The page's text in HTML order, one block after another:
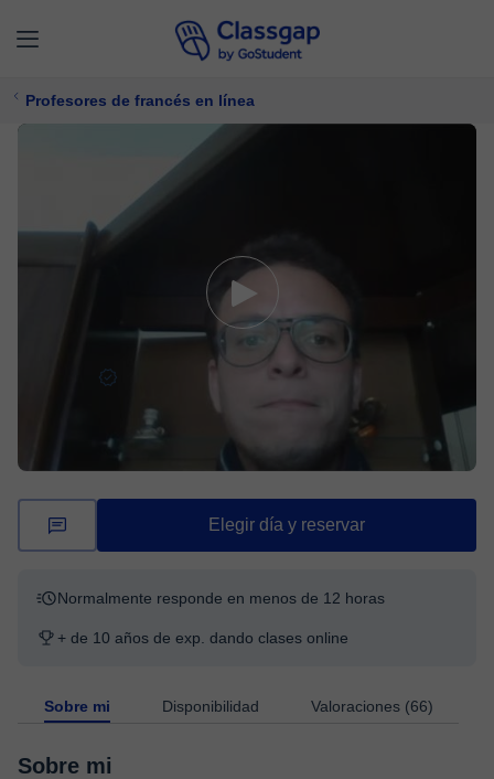
Profesores de francés en línea
788 clases
Ofrece prueba gratuita
Elegir día y reservar
Normalmente responde en menos de 12 horas
+ de 10 años de exp. dando clases online
Sobre mi Disponibilidad Valoraciones (66)
Sobre mi